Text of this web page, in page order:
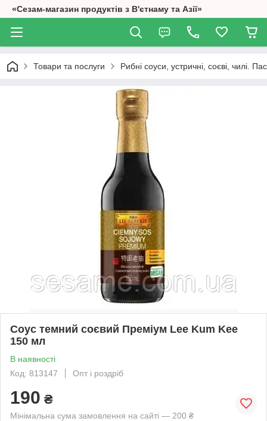
«Сезам-магазин продуктів з В'єтнаму та Азії»
Товари та послуги Рибні соуси, устричні, соєві, чилі.
Соус темний соєвий Преміум Lee Kum Kee
150 мл
В наявності
Код: 813147
Опт і роздріб
190 ₴
Мінімальна сума замовлення на сайті — 200 ₴